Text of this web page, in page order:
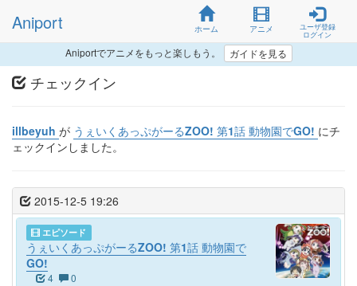
Aniport ホーム アニメ
ユーザ登録
ログイン
Aniportでアニメをもっと楽しもう。 ガイドを見る
チェックイン
illbeyuh が うぇいくあっぷがーるZOO! 第1話 動物園でGO! にチ
ェックインしました。
2015-12-5 19:26
エピソード
うぇいくあっぷがーるZOO! 第1話 動物園で
GO!
4 0